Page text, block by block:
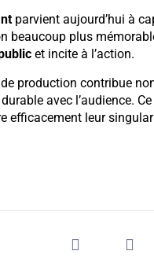
parvient aujourd’hui à
beaucoup plus
et incite à l’action.
production contribue
avec l’audience.
efficacement leur